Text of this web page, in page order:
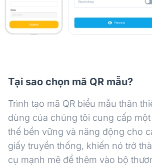
Tại sao chọn mã QR mẫu?
Trình tạo mã QR biểu mẫu thân
dùng của chúng tôi cung cấp
thế bền vững và năng động cho
giấy truyền thống, khiến nó trở
cụ mạnh mẽ để thêm vào bộ